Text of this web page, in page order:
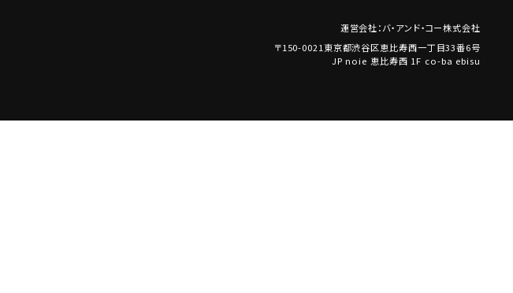
運営会社：バ・アンド・コー株式会社
〒150-0021東京都渋谷区恵比寿西一丁目33番6号
JP noie 恵比寿西 1F co-ba ebisu